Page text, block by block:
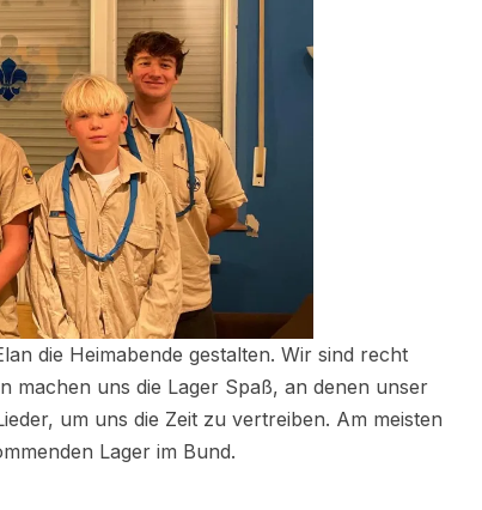
die Heimabende gestalten. Wir sind recht
machen uns die Lager Spaß, an denen unser
um uns die Zeit zu vertreiben. Am meisten
Lager im Bund.